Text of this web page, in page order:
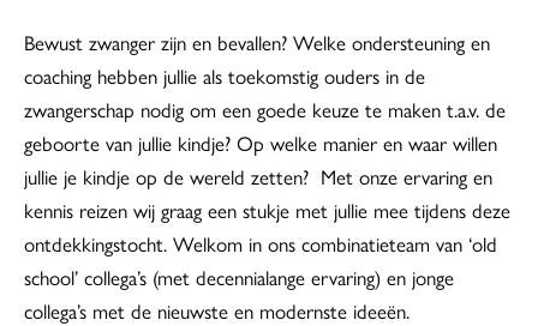
Bewust zwanger zijn en bevallen? Welke ondersteuning en
coaching hebben jullie als toekomstig ouders in de
zwangerschap nodig om een goede keuze te maken t.a.v. de
geboorte van jullie kindje? Op welke manier en waar willen
jullie je kindje op de wereld zetten? Met onze ervaring en
kennis reizen wij graag een stukje met jullie mee tijdens deze
ontdekkingstocht. Welkom in ons combinatieteam van ‘old
school’ collega’s (met decennialange ervaring) en jonge
collega’s met de nieuwste en modernste ideeën.